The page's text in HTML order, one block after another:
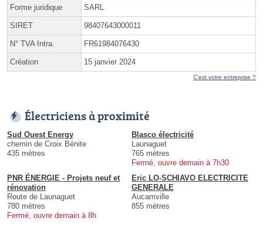
Forme juridique SARL
SIRET 98407643000011
N° TVA Intra. FR61984076430
Création 15 janvier 2024
C'est votre entreprise ?
Électriciens à proximité
Sud Ouest Energy
chemin de Croix Bénite
435 mètres
Blasco électricité
Launaguet
765 mètres
Fermé, ouvre demain à 7h30
PNR ÉNERGIE - Projets neuf et
rénovation
Route de Launaguet
780 mètres
Fermé, ouvre demain à 8h
Eric LO-SCHIAVO ELECTRICITE
GENERALE
Aucamville
855 mètres